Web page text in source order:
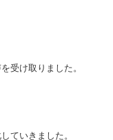
受け取りました。
ていきました。